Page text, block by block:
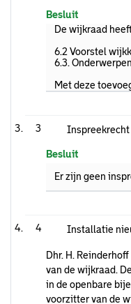
Besluit
De wijkraad
6.2 Voorstel
6.3.
Met deze
3 Inspreekrecht
Besluit
Er zijn geen
4 Installatie
Dhr. H.
van de wijkraad.
in de openbare
voorzitter van de